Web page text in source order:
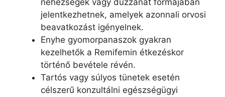
nehézségek vagy duzzanat formájában
jelentkezhetnek, amelyek azonnali orvosi
beavatkozást igényelnek.
Enyhe gyomorpanaszok gyakran
kezelhetők a Remifemin étkezéskor
történő bevétele révén.
Tartós vagy súlyos tünetek esetén
célszerű konzultálni egészségügyi